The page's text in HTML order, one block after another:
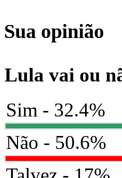
Sua opinião
Lula vai ou
Sim - 32.4%
Não - 50.6%